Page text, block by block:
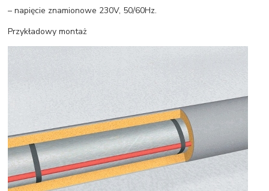
– napięcie znamionowe 230V, 50/60Hz.
Przykładowy montaż